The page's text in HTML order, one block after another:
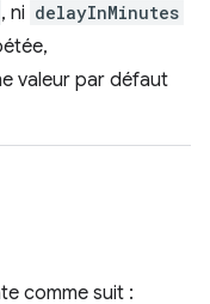
, ni delayInMinutes
valeur par défaut
comme suit :